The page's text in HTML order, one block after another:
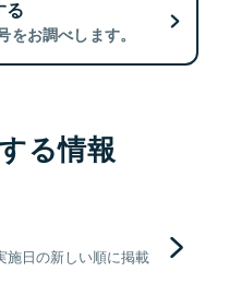
る
お調べします。
る情報
施日の新しい順に掲載